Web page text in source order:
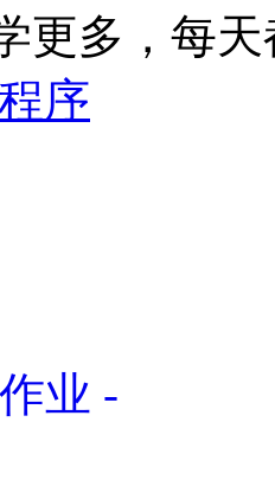
更多，每
序
业 -